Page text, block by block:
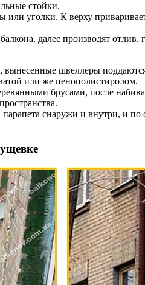
стойки.
уголки. К верху
далее производят
, вынесенные швеллеры
или же пенополистиролом.
брусами, после
парапета снаружи и внутри, и